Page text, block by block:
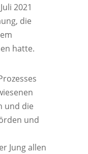
2021
die
hatte.
und die
und
Jung allen